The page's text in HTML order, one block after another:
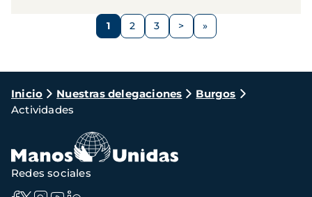
Página
1 Página
2 Página
3
Siguiente
>
Ruta
de
navegación
Inicio Nuestras delegaciones
Burgos
Actividades
Redes sociales